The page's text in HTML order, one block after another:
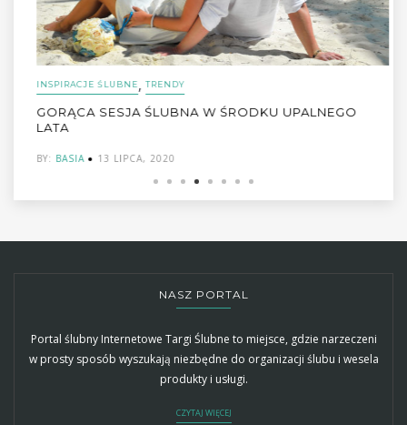
INSPIRACJE ŚLUBNE,TRENDY
GORĄCA SESJA ŚLUBNA W ŚRODKU UPALNEGO
LATA
BY:BASIA 13 LIPCA, 2020
NASZ PORTAL
Portal ślubny Internetowe Targi Ślubne to miejsce, gdzie narzeczeni
w prosty sposób wyszukają niezbędne do organizacji ślubu i wesela
produkty i usługi.
CZYTAJ WIĘCEJ